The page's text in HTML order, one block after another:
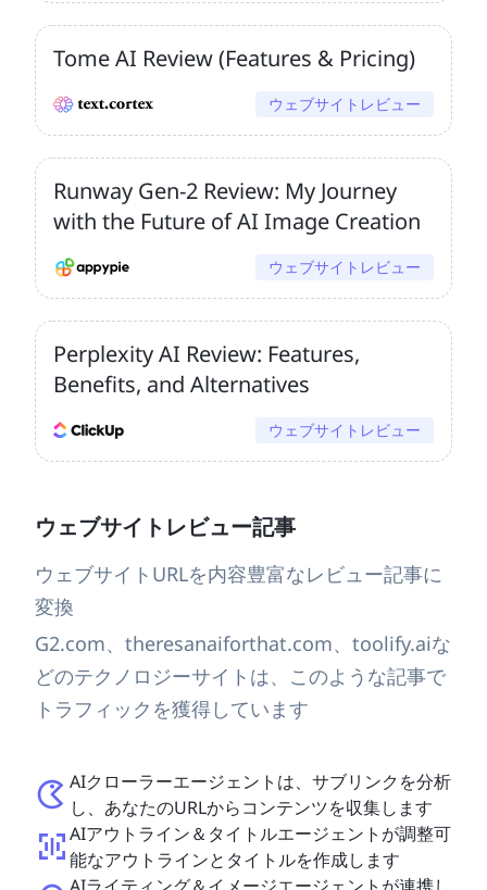
Tome AI Review (Features & Pricing)
ウェブサイトレビュー
Runway Gen-2 Review: My Journey
with the Future of AI Image Creation
ウェブサイトレビュー
Perplexity AI Review: Features,
Benefits, and Alternatives
ウェブサイトレビュー
ウェブサイトレビュー記事
ウェブサイトURLを内容豊富なレビュー記事に
変換
G2.com、theresanaiforthat.com、toolify.aiな
どのテクノロジーサイトは、このような記事で
トラフィックを獲得しています
AIクローラーエージェントは、サブリンクを分析
し、あなたのURLからコンテンツを収集します
AIアウトライン＆タイトルエージェントが調整可
能なアウトラインとタイトルを作成します